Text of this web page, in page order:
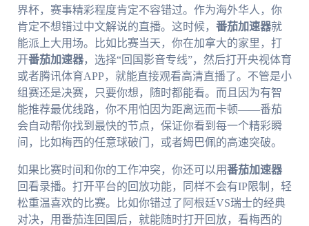
界杯，赛事精彩程度肯定不容错过。作为海外华人，你
肯定不想错过中文解说的直播。这时候， 番茄加速器就
能派上大用场。比如比赛当天，你在加拿大的家里，打
开番茄加速器，选择“回国影音专线”，然后打开央视体育
或者腾讯体育APP，就能直接观看高清直播了。不管是小
组赛还是决赛，只要你想，随时都能看。而且因为有智
能推荐最优线路，你不用怕因为距离远而卡顿——番茄
会自动帮你找到最快的节点，保证你看到每一个精彩瞬
间，比如梅西的任意球破门，或者姆巴佩的高速突破。
如果比赛时间和你的工作冲突，你还可以用番茄加速器
回看录播。打开平台的回放功能，同样不会有IP限制，轻
松重温喜欢的比赛。比如你错过了阿根廷VS瑞士的经典
对决，用番茄连回国后，就能随时打开回放，看梅西的